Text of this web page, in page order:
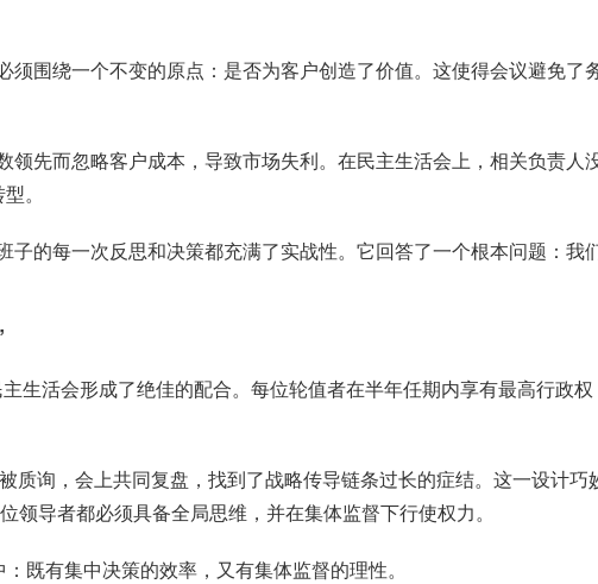
须围绕一个不变的原点：是否为客户创造了价值。这使得会议避免了
领先而忽略客户成本，导致市场失利。在民主生活会上，相关负责人
。
子的每一次反思和决策都充满了实战性。它回答了一个根本问题：我
生活会形成了绝佳的配合。每位轮值者在半年任期内享有最高行政
质询，会上共同复盘，找到了战略传导链条过长的症结。这一设计
导者都必须具备全局思维，并在集体监督下行使权力。
：既有集中决策的效率，又有集体监督的理性。